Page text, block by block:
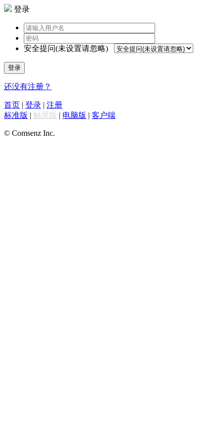
登录
安全提问(未设置请忽略)
登录
还没有注册？
首页 | 登录 | 注册
标准版 | 触屏版 | 电脑版 | 客户端
© Comsenz Inc.